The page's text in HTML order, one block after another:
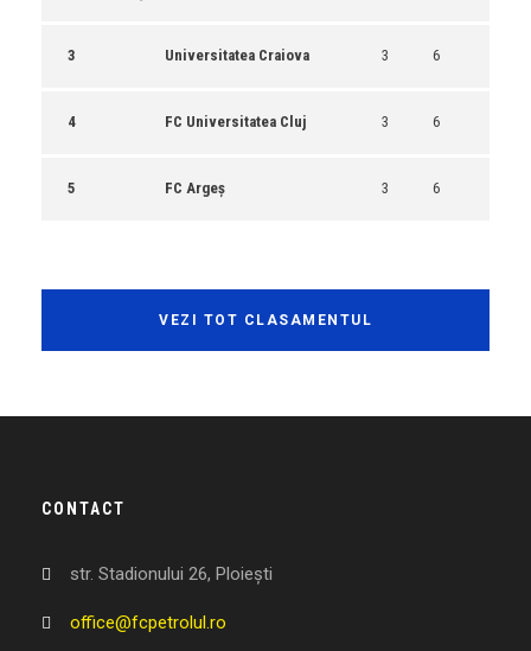
3 Universitatea Craiova 3 6
4 FC Universitatea Cluj 3 6
5 FC Argeș 3 6
VEZI TOT CLASAMENTUL
CONTACT
str. Stadionului 26, Ploiești
office@fcpetrolul.ro